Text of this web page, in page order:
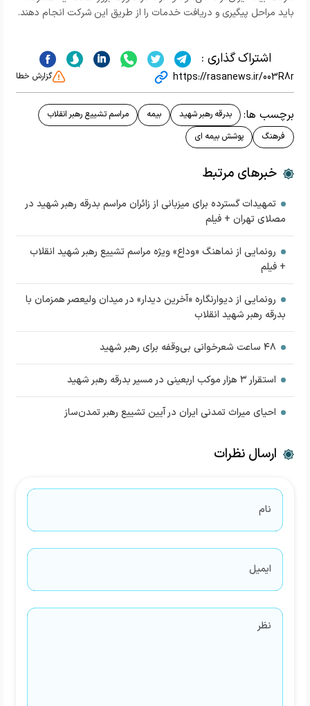
باید مراحل پیگیری و دریافت خدمات را از طریق این شرکت انجام دهند.
اشتراک گذاری :
https://rasanews.ir/003R8r گزارش خطا
برچسب ها: بدرقه رهبر شهید بیمه
مراسم تشییع رهبر انقلاب
فرهنگ
پوشش بیمه ای
خبرهای مرتبط
تمهیدات گسترده برای میزبانی از زائران مراسم بدرقه رهبر شهید در
مصلای تهران + فیلم
رونمایی از نماهنگ «وداع» ویژه مراسم تشییع رهبر شهید انقلاب
+ فیلم
رونمایی از دیوارنگاره «آخرین دیدار» در میدان ولیعصر همزمان با
بدرقه رهبر شهید انقلاب
۴۸ ساعت شعرخوانی بی‌وقفه برای رهبر شهید
استقرار ۳ هزار موکب اربعینی در مسیر بدرقه رهبر شهید
احیای میراث تمدنی ایران در آیین تشییع رهبر تمدن‌ساز
ارسال نظرات